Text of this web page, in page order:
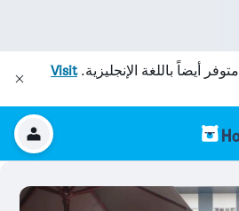
متوفر أيضاً باللغة الإنجليزية.Visit